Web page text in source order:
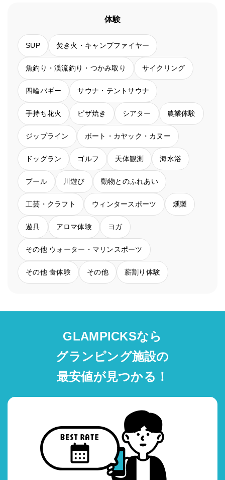
体験
SUP 焚き火・キャンプファイヤー
魚釣り・渓流釣り・つかみ取り サイクリング
四輪バギー サウナ・テントサウナ
手持ち花火 ピザ焼き シアター 農業体験
ジップライン ボート・カヤック・カヌー
ドッグラン ゴルフ 天体観測 海水浴
プール 川遊び 動物とのふれあい
工芸・クラフト ウィンタースポーツ 燻製
遊具 アロマ体験 ヨガ
その他 ウォーター・マリンスポーツ
その他 食体験 その他 薪割り体験
GLAMPICKSなら
グランピング施設の
最安値が見つかる！